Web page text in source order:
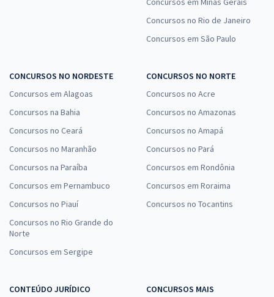
Concursos no Rio de Janeiro
Concursos em São Paulo
CONCURSOS NO NORDESTE
Concursos em Alagoas
Concursos na Bahia
Concursos no Ceará
Concursos no Maranhão
Concursos na Paraíba
Concursos em Pernambuco
Concursos no Piauí
Concursos no Rio Grande do
Norte
Concursos em Sergipe
CONCURSOS NO NORTE
Concursos no Acre
Concursos no Amazonas
Concursos no Amapá
Concursos no Pará
Concursos em Rondônia
Concursos em Roraima
Concursos no Tocantins
CONTEÚDO JURÍDICO
CONCURSOS MAIS